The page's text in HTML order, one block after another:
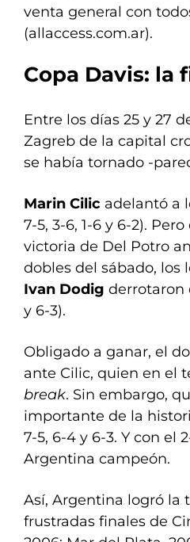
venta general con
(allaccess.com.ar).
Copa Davis: la
Entre los días 25 y 27
Zagreb de la capital
se había tornado -
Marin Cilic adelantó a
7-5, 3-6, 1-6 y 6-2).
victoria de Del Potro
dobles del sábado, los
Ivan Dodig derrotaron
y 6-3).
Obligado a ganar, el
ante Cilic, quien en el
break. Sin embargo,
importante de la
7-5, 6-4 y 6-3. Y con el
Argentina campeón.
Así, Argentina logró la
frustradas finales de